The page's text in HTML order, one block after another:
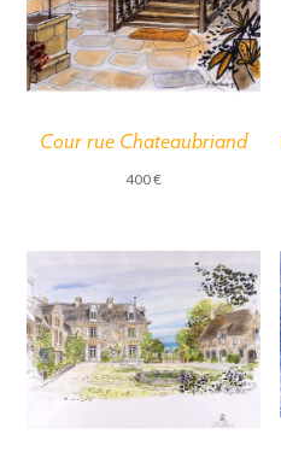
Cour rue Chateaubriand
400€